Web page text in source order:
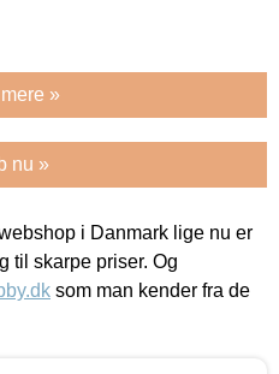
»
nu »
i Danmark lige nu er
til skarpe priser. Og
som man kender fra de